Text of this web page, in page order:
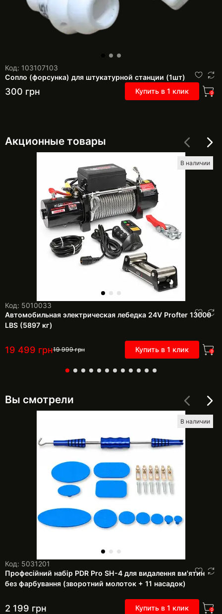
Код: 103107103
Сопло (форсунка) для штукатурной станции (1шт)
300 грн Купить в 1 клик 0
Акционные товары
В наличии
Код: 5010033
Автомобильная электрическая лебедка 24V Profter 13000
LBS (5897 кг)
19 499 грн19 999грн Купить в 1 клик 0
Вы смотрели
В наличии
Код: 5031201
Професійний набір PDR Pro SH-4 для видалення вм'ятин
без фарбування (зворотний молоток + 11 насадок)
2 199 грн Купить в 1 клик 0